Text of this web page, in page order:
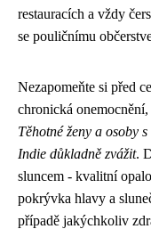
restauracích a vždy
se pouličnímu
Nezapomeňte si před
chronická
Těhotné ženy a osoby
Indie důkladně zvážit.
sluncem - kvalitní
pokrývka hlavy a
případě jakýchkoliv